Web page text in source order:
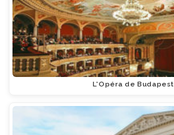
L'Opéra de Budapest